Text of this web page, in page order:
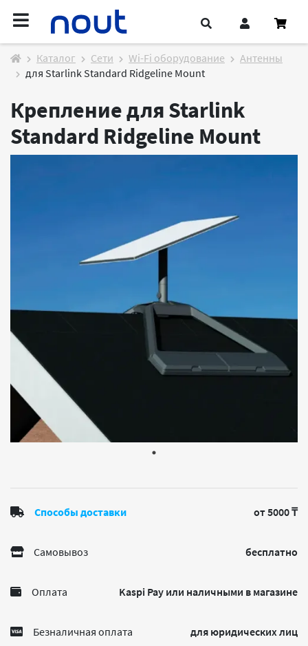
Каталог Cети Wi-Fi оборудование
Антенны
для Starlink Standard Ridgeline Mount
Крепление для Starlink
Standard Ridgeline Mount
Способы доставки от 5000 ₸
Самовывоз бесплатно
Оплата Kaspi Pay или наличными в магазине
Безналичная оплата для юридических лиц